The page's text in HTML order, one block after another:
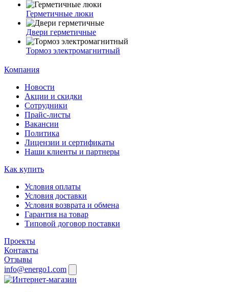
Герметичные люки
Двери герметичные
Тормоз электромагнитный
Компания
Новости
Акции и скидки
Сотрудники
Прайс-листы
Вакансии
Политика
Лицензии и сертификаты
Наши клиенты и партнеры
Как купить
Условия оплаты
Условия доставки
Условия возврата и обмена
Гарантия на товар
Типовой договор поставки
Проекты
Контакты
Отзывы
info@energo1.com